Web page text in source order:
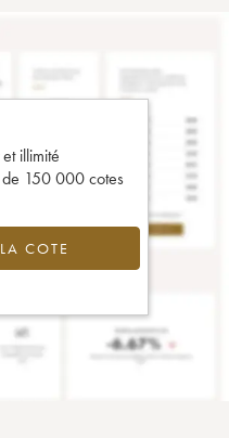
illimité
de 150 000 cotes
COTE